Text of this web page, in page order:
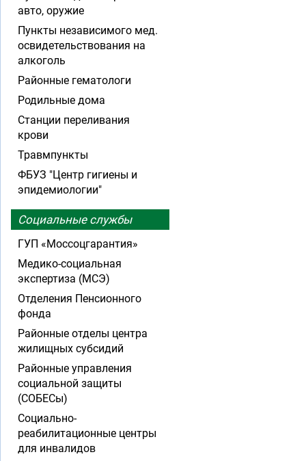
авто, оружие
Пункты независимого мед.
освидетельствования на
алкоголь
Районные гематологи
Родильные дома
Станции переливания
крови
Травмпункты
ФБУЗ "Центр гигиены и
эпидемиологии"
Социальные службы
ГУП «Моссоцгарантия»
Медико-социальная
экспертиза (МСЭ)
Отделения Пенсионного
фонда
Районные отделы центра
жилищных субсидий
Районные управления
социальной защиты
(СОБЕСы)
Социально-
реабилитационные центры
для инвалидов